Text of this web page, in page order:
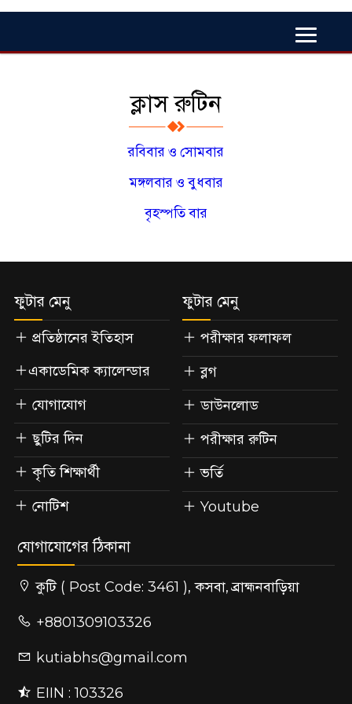
ক্লাস রুটিন
রবিবার ও সোমবার
মঙ্গলবার ও বুধবার
বৃহস্পতি বার
ফুটার মেনু
প্রতিষ্ঠানের ইতিহাস
একাডেমিক ক্যালেন্ডার
যোগাযোগ
ছুটির দিন
কৃতি শিক্ষার্থী
নোটিশ
ফুটার মেনু
পরীক্ষার ফলাফল
ব্লগ
ডাউনলোড
পরীক্ষার রুটিন
ভর্তি
Youtube
যোগাযোগের ঠিকানা
কুটি ( Post Code: 3461 ), কসবা, ব্রাহ্মনবাড়িয়া
+8801309103326
kutiabhs@gmail.com
EIIN : 103326